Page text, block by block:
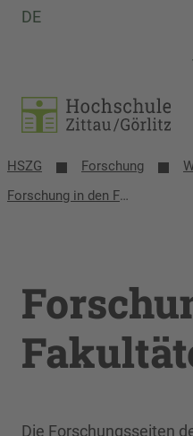
DE
HSZG Forschung
Forschung in den Fakultäten
Die Forschungsseiten